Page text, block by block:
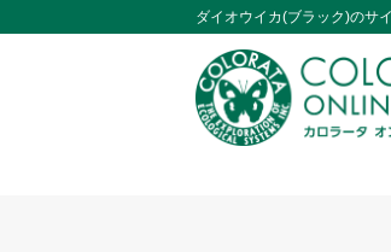
ダイオウイカ(ブラック)のサ